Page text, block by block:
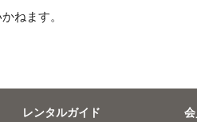
ねます。
レンタルガイド